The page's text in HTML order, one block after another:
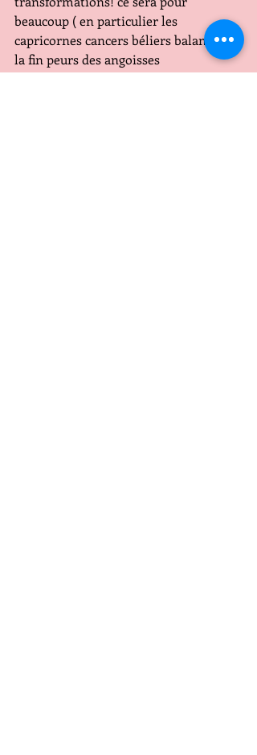
beaucoup ( en particulier les
capricornes cancers béliers balances )
la fin peurs des angoisses